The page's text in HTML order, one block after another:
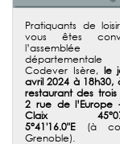
Pratiquants de
vous êtes
l’assemblée
Codever Isère, le
avril 2024 à 18h30,
restaurant des trois
2 rue de l’Europe
Claix
5°41'16.0"E(à
Grenoble).